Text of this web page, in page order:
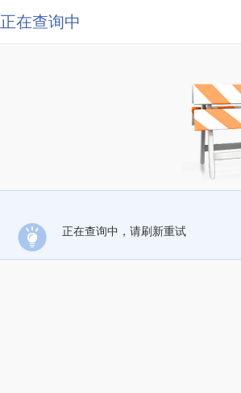
正在查询中
正在查询中，请刷新重试